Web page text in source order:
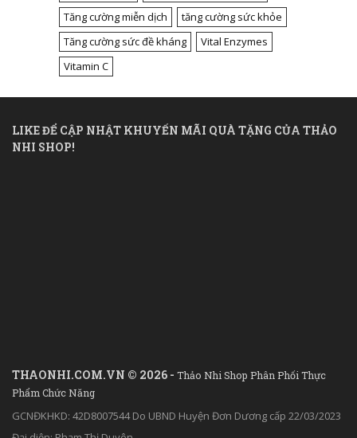
Tăng cường miễn dịch
tăng cường sức khỏe
Tăng cường sức đề kháng
Vital Enzymes
Vitamin C
LIKE ĐỂ CẬP NHẬT KHUYẾN MÃI QUÀ TẶNG CỦA THẢO
NHI SHOP!
THAONHI.COM.VN © 2026 - Thảo Nhi Shop Phân Phối Thực
Phẩm Chức Năng
GCNĐKHKD: 42D8007544 Do UBND Huyện Đơn Dương cấp 22/03/2023